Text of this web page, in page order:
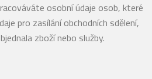
osobní údaje osob, které
pro zasílání obchodních sdělení,
zboží nebo služby.